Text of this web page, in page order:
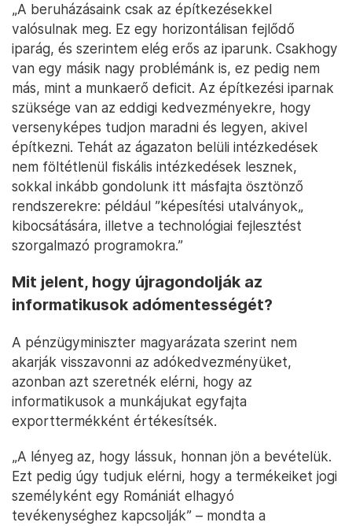
„A beruházásaink csak az építkezésekkel
valósulnak meg. Ez egy horizontálisan fejlődő
iparág, és szerintem elég erős az iparunk. Csakhogy
van egy másik nagy problémánk is, ez pedig nem
más, mint a munkaerő deficit. Az építkezési iparnak
szüksége van az eddigi kedvezményekre, hogy
versenyképes tudjon maradni és legyen, akivel
építkezni. Tehát az ágazaton belüli intézkedések
nem föltétlenül fiskális intézkedések lesznek,
sokkal inkább gondolunk itt másfajta ösztönző
rendszerekre: például ”képesítési utalványok„
kibocsátására, illetve a technológiai fejlesztést
szorgalmazó programokra.”
Mit jelent, hogy újragondolják az
informatikusok adómentességét?
A pénzügyminiszter magyarázata szerint nem
akarják visszavonni az adókedvezményüket,
azonban azt szeretnék elérni, hogy az
informatikusok a munkájukat egyfajta
exporttermékként értékesítsék.
„A lényeg az, hogy lássuk, honnan jön a bevételük.
Ezt pedig úgy tudjuk elérni, hogy a termékeiket jogi
személyként egy Romániát elhagyó
tevékenységhez kapcsolják” – mondta a